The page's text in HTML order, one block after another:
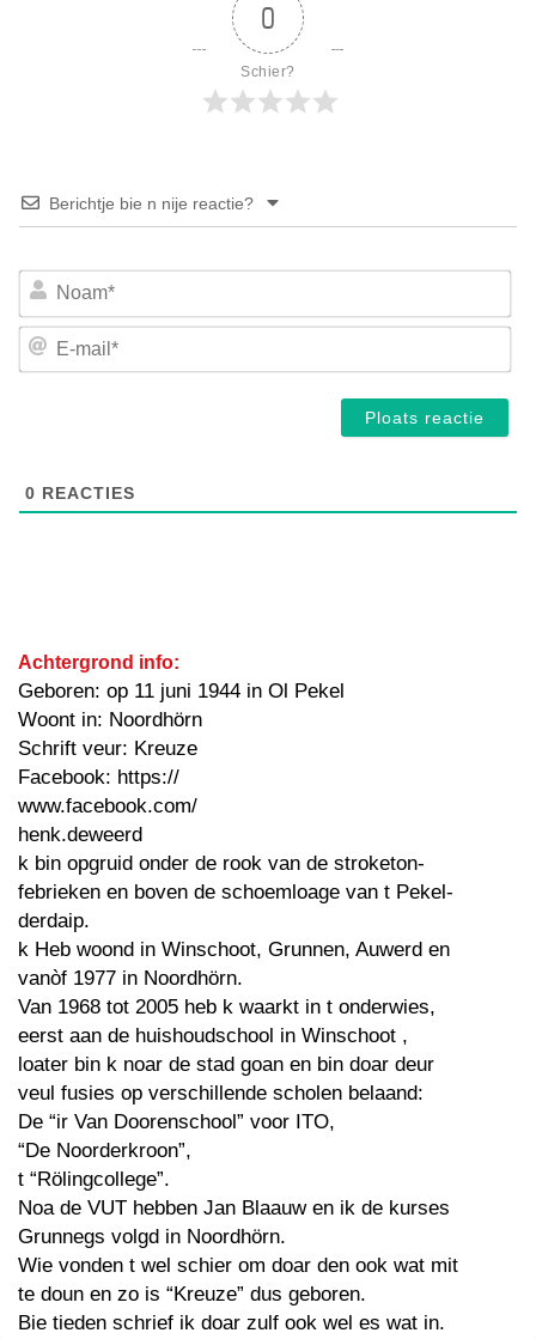
0
Schier?
Berichtje bie n nije reactie?
E-
0 REACTIES
Achtergrond info:
Geboren: op 11 juni 1944 in Ol Pekel
Woont in: Noordhörn
Schrift veur: Kreuze
Facebook: https://
www.facebook.com/
henk.deweerd
k bin opgruid onder de rook van de stroketon-
febrieken en boven de schoemloage van t Pekel-
derdaip.
k Heb woond in Winschoot, Grunnen, Auwerd en
vanòf 1977 in Noordhörn.
Van 1968 tot 2005 heb k waarkt in t onderwies,
eerst aan de huishoudschool in Winschoot ,
loater bin k noar de stad goan en bin doar deur
veul fusies op verschillende scholen belaand:
De “ir Van Doorenschool” voor ITO,
“De Noorderkroon”,
t “Rölingcollege”.
Noa de VUT hebben Jan Blaauw en ik de kurses
Grunnegs volgd in Noordhörn.
Wie vonden t wel schier om doar den ook wat mit
te doun en zo is “Kreuze” dus geboren.
Bie tieden schrief ik doar zulf ook wel es wat in.